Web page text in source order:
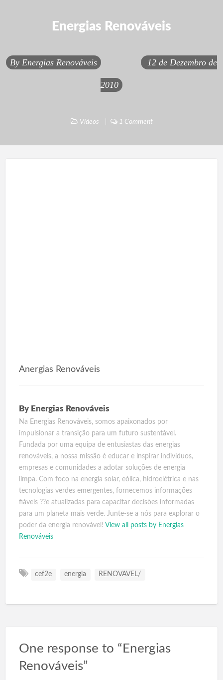
Energias Renováveis
By Energias Renováveis 12 de Dezembro de
2010
Videos 1 Comment
Anergias Renováveis
By Energias Renováveis
Na Energias Renováveis, somos apaixonados por
impulsionar a transição para um futuro sustentável.
Fundada por uma equipa de entusiastas das energias
renováveis, a nossa missão é educar e inspirar indivíduos,
empresas e comunidades a adotar soluções de energia
limpa. Com foco na energia solar, eólica, hidroelétrica e nas
tecnologias verdes emergentes, fornecemos informações
fiáveis ??e atualizadas para capacitar decisões informadas
para um planeta mais verde. Junte-se a nós para explorar o
poder da energia renovável! View all posts by Energias
Renováveis
cef2e energia RENOVAVEL/
One response to “Energias
Renováveis”